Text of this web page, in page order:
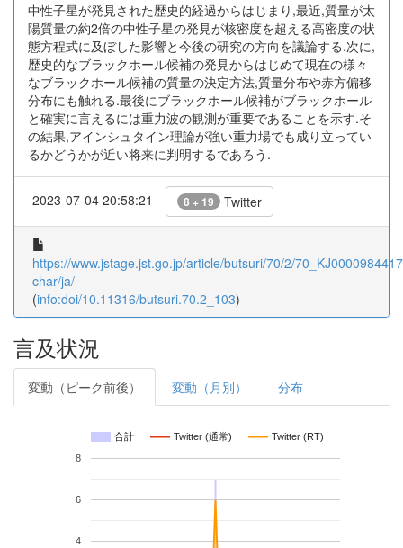
中性子星が発見された歴史的経過からはじまり,最近,質量が太
陽質量の約2倍の中性子星の発見が核密度を超える高密度の状
態方程式に及ぼした影響と今後の研究の方向を議論する.次に,
歴史的なブラックホール候補の発見からはじめて現在の様々
なブラックホール候補の質量の決定方法,質量分布や赤方偏移
分布にも触れる.最後にブラックホール候補がブラックホール
と確実に言えるには重力波の観測が重要であることを示す.そ
の結果,アインシュタイン理論が強い重力場でも成り立ってい
るかどうかが近い将来に判明するであろう.
2023-07-04 20:58:21 8 + 19 Twitter
https://www.jstage.jst.go.jp/article/butsuri/70/2/
char/ja/
(info:doi/10.11316/butsuri.70.2_103)
言及状況
変動（ピーク前後） 変動（月別） 分布
合計 Twitter (通常) Twitter (RT)
4
6
8